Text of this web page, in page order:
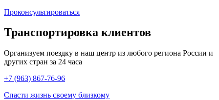
Проконсультироваться
Транспортировка клиентов
Организуем поездку в наш центр из любого региона России и
других стран за 24 часа
+7 (963) 867-76-96
Спасти жизнь своему близкому